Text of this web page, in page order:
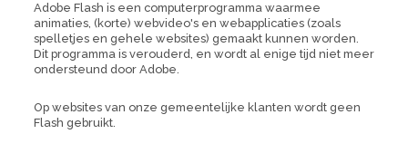
Adobe Flash is een computerprogramma waarmee
animaties, (korte) webvideo's en webapplicaties (zoals
spelletjes en gehele websites) gemaakt kunnen worden.
Dit programma is verouderd, en wordt al enige tijd niet meer
ondersteund door Adobe.
Op websites van onze gemeentelijke klanten wordt geen
Flash gebruikt.